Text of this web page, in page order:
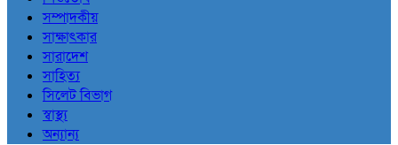
সম্পাদকীয়
সাক্ষাৎকার
সারাদেশ
সাহিত্য
সিলেট বিভাগ
স্বাস্থ্য
অন্যান্য